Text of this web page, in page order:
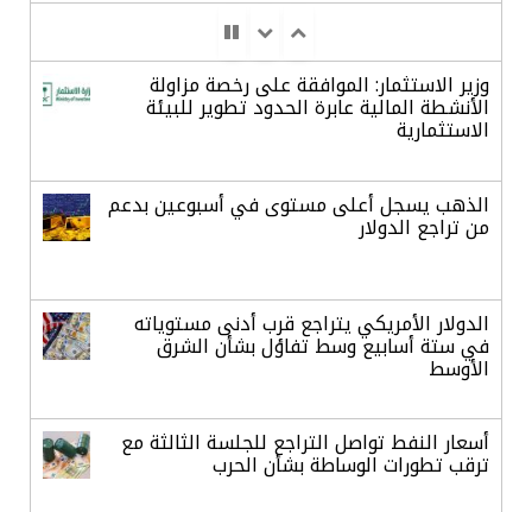
وزير الاستثمار: الموافقة على رخصة مزاولة
الأنشطة المالية عابرة الحدود تطوير للبيئة
الاستثمارية
الذهب يسجل أعلى مستوى في أسبوعين بدعم
من تراجع الدولار
الدولار الأمريكي يتراجع قرب أدنى مستوياته
في ستة أسابيع وسط تفاؤل بشأن الشرق
الأوسط
أسعار النفط تواصل التراجع للجلسة الثالثة مع
ترقب تطورات الوساطة بشأن الحرب